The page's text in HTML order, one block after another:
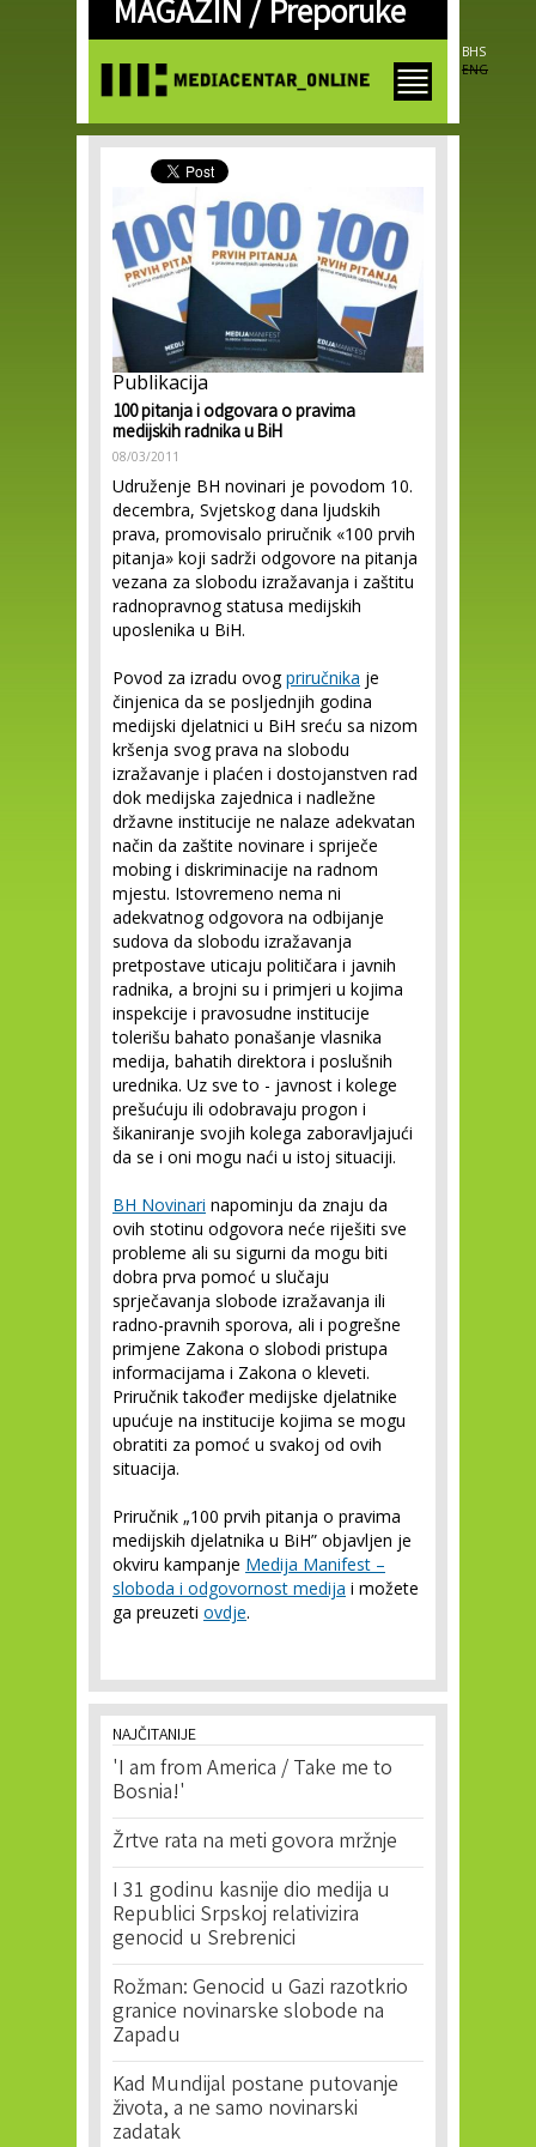
Skip to
main
MAGAZIN /Preporuke
BHS
ENG
Publikacija
100 pitanja i odgovara o pravima
medijskih radnika u BiH
08/03/2011
Udruženje BH novinari je povodom 10.
decembra, Svjetskog dana ljudskih
prava, promovisalo priručnik «100 prvih
pitanja» koji sadrži odgovore na pitanja
vezana za slobodu izražavanja i zaštitu
radnopravnog statusa medijskih
uposlenika u BiH.
Povod za izradu ovogpriručnika je
činjenica da se posljednjih godina
medijski djelatnici u BiH sreću sa nizom
kršenja svog prava na slobodu
izražavanje i plaćen i dostojanstven rad
dok medijska zajednica i nadležne
državne institucije ne nalaze adekvatan
način da zaštite novinare i spriječe
mobing i diskriminacije na radnom
mjestu. Istovremeno nema ni
adekvatnog odgovora na odbijanje
sudova da slobodu izražavanja
pretpostave uticaju političara i javnih
radnika, a brojni su i primjeri u kojima
inspekcije i pravosudne institucije
tolerišu bahato ponašanje vlasnika
medija, bahatih direktora i poslušnih
urednika. Uz sve to - javnost i kolege
prešućuju ili odobravaju progon i
šikaniranje svojih kolega zaboravljajući
da se i oni mogu naći u istoj situaciji.
BH Novinari napominju da znaju da
ovih stotinu odgovora neće riješiti sve
probleme ali su sigurni da mogu biti
dobra prva pomoć u slučaju
sprječavanja slobode izražavanja ili
radno-pravnih sporova, ali i pogrešne
primjene Zakona o slobodi pristupa
informacijama i Zakona o kleveti.
Priručnik također medijske djelatnike
upućuje na institucije kojima se mogu
obratiti za pomoć u svakoj od ovih
situacija.
Priručnik „100 prvih pitanja o pravima
medijskih djelatnika u BiH” objavljen je
okviru kampanje Medija Manifest –
sloboda i odgovornost medija i možete
ga preuzeti ovdje.
NAJČITANIJE
'I am from America / Take me to
Bosnia!'
Žrtve rata na meti govora mržnje
I 31 godinu kasnije dio medija u
Republici Srpskoj relativizira
genocid u Srebrenici
Rožman: Genocid u Gazi razotkrio
granice novinarske slobode na
Zapadu
Kad Mundijal postane putovanje
života, a ne samo novinarski
zadatak